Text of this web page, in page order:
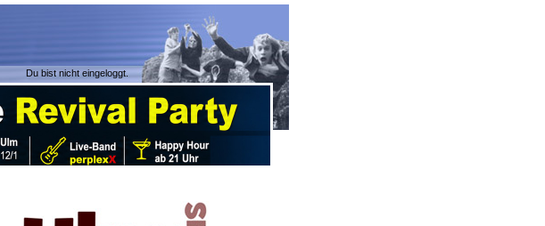
Du bist nicht eingeloggt.